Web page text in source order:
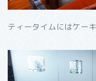
ティータイムにはケー